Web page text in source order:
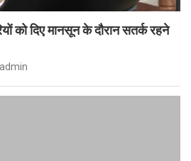
को दिए मानसून के दौरान सतर्क रहने
admin